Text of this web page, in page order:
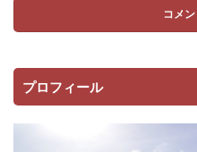
プロフィール